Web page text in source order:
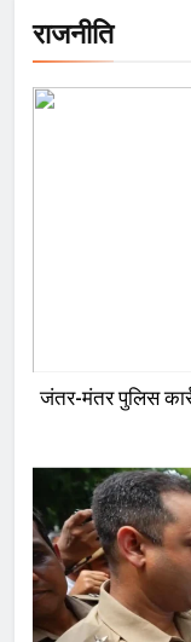
राजनीति
जंतर-मंतर पुलिस